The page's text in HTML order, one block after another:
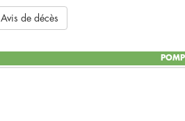
Avis de décès